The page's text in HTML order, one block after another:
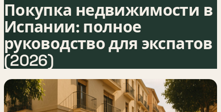
Покупка недвижимости в
Испании: полное
руководство для экспатов
(2026)